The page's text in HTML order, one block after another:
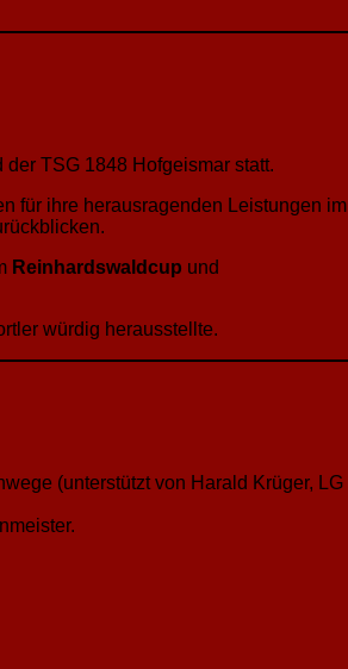
TSG 1848 Hofgeismar statt.
für ihre herausragenden Leistungen im
Reinhardswaldcup und
würdig herausstellte.
(unterstützt von Harald Krüger, LG